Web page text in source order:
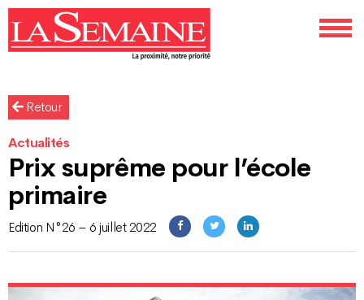
Retour
Actualités
Prix suprême pour l’école
primaire
Edition N°26 – 6 juillet 2022